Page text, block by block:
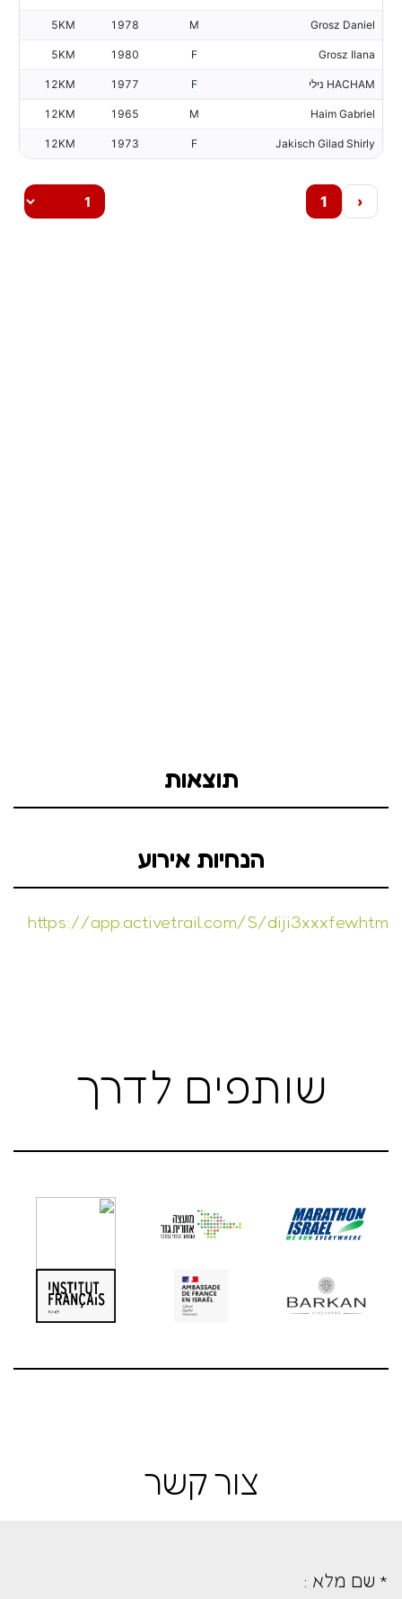
תוצאות
הנחיות אירוע
https://app.activetrail.com/S/diji3xxxfew.htm
שותפים לדרך
צור קשר
* שם מלא :